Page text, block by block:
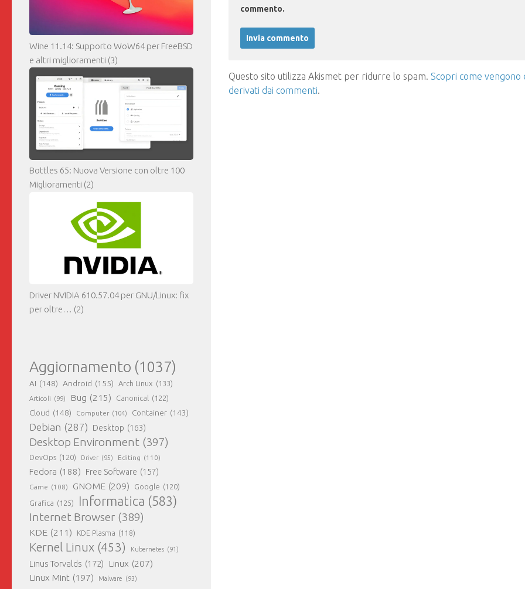
commento.
Questo sito utilizza Akismet per ridurre lo spam. Scopri come vengono
derivati dai commenti.
Wine 11.14: Supporto WoW64 per FreeBSD
e altri miglioramenti (3)
Bottles 65: Nuova Versione con oltre 100
Miglioramenti (2)
Driver NVIDIA 610.57.04 per GNU/Linux: fix
per oltre… (2)
Aggiornamento (1037)
AI (148) Android (155) Arch Linux (133)
Articoli (99) Bug (215) Canonical (122)
Cloud (148) Computer (104) Container (143)
Debian (287) Desktop (163)
Desktop Environment (397)
DevOps (120) Driver (95) Editing (110)
Fedora (188) Free Software (157)
Game (108) GNOME (209) Google (120)
Grafica (125) Informatica (583)
Internet Browser (389)
KDE (211) KDE Plasma (118)
Kernel Linux (453) Kubernetes (91)
Linus Torvalds (172) Linux (207)
Linux Mint (197) Malware (93)